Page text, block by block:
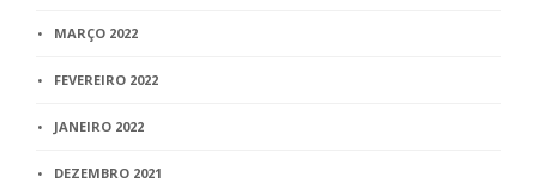
MARÇO 2022
FEVEREIRO 2022
JANEIRO 2022
DEZEMBRO 2021